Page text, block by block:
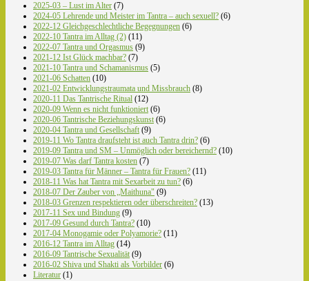
2025-03 – Lust im Alter (7)
2024-05 Lehrende und Meister im Tantra – auch sexuell? (6)
2022-12 Gleichgeschlechtliche Begegnungen (6)
2022-10 Tantra im Alltag (2) (11)
2022-07 Tantra und Orgasmus (9)
2021-12 Ist Glück machbar? (7)
2021-10 Tantra und Schamanismus (5)
2021-06 Schatten (10)
2021-02 Entwicklungstraumata und Missbrauch (8)
2020-11 Das Tantrische Ritual (12)
2020-09 Wenn es nicht funktioniert (6)
2020-06 Tantrische Beziehungskunst (6)
2020-04 Tantra und Gesellschaft (9)
2019-11 Wo Tantra draufsteht ist auch Tantra drin? (6)
2019-09 Tantra und SM – Unmöglich oder bereichernd? (10)
2019-07 Was darf Tantra kosten (7)
2019-03 Tantra für Männer – Tantra für Frauen? (11)
2018-11 Was hat Tantra mit Sexarbeit zu tun? (6)
2018-07 Der Zauber von „Maithuna" (9)
2018-03 Grenzen respektieren oder überschreiten? (13)
2017-11 Sex und Bindung (9)
2017-09 Gesund durch Tantra? (10)
2017-04 Monogamie oder Polyamorie? (11)
2016-12 Tantra im Alltag (14)
2016-09 Tantrische Sexualität (9)
2016-02 Shiva und Shakti als Vorbilder (6)
Literatur (1)